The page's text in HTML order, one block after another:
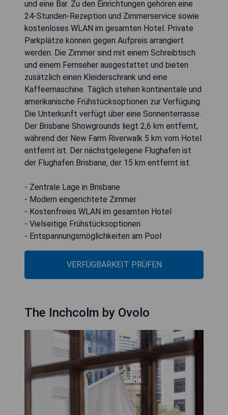
und eine Bar. Zu den Einrichtungen gehören eine
24-Stunden-Rezeption und Zimmerservice sowie
kostenloses WLAN im gesamten Hotel. Private
Parkplätze können gegen Aufpreis arrangiert
werden. Die Zimmer sind mit einem Schreibtisch
und einem Fernseher ausgestattet und bieten
zusätzlich einen Kleiderschrank und eine
Kaffeemaschine. Täglich stehen kontinentale und
amerikanische Frühstücksoptionen zur Verfügung.
Die Unterkunft verfügt über eine Sonnenterrasse.
Der Brisbane Showgrounds liegt 2,6 km entfernt,
während der New Farm Riverwalk 5 km vom Hotel
entfernt ist. Der nächstgelegene Flughafen ist
der Flughafen Brisbane, der 15 km entfernt ist.
- Zentrale Lage in Brisbane
- Modern eingerichtete Zimmer
- Kostenfreies WLAN im gesamten Hotel
- Vielseitige Frühstücksoptionen
- Entspannungsmöglichkeiten am Pool
VERFÜGBARKEIT PRÜFEN
The Inchcolm by Ovolo